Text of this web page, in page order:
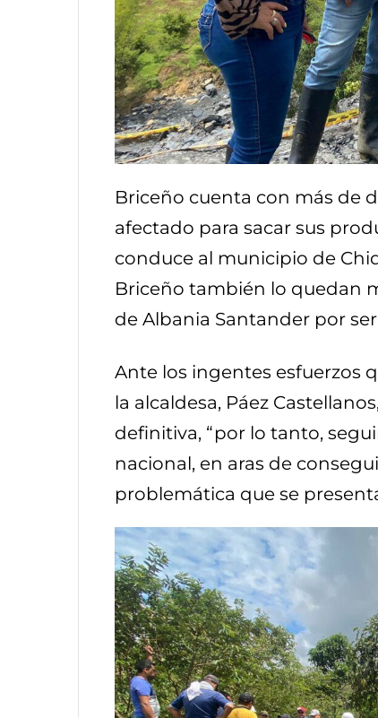
Briceño cuenta con más de
afectado para sacar sus
conduce al municipio de
Briceño también lo quedan
de Albania Santander por
Ante los ingentes esfuerzos
la alcaldesa, Páez
definitiva, “por lo tanto,
nacional, en aras de
problemática que se